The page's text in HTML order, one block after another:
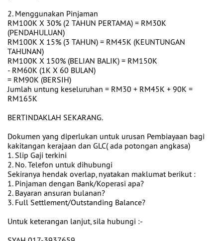
2. Menggunakan Pinjaman
RM100K X 30% (2 TAHUN PERTAMA) = RM30K
(PENDAHULUAN)
RM100K X 15% (3 TAHUN) = RM45K (KEUNTUNGAN
TAHUNAN)
RM100K X 150% (BELIAN BALIK) = RM150K
- RM60K (1K X 60 BULAN)
= RM90K (BERSIH)
Jumlah untung keseluruhan = RM30 + RM45K + 90K =
RM165K
BERTINDAKLAH SEKARANG.
Dokumen yang diperlukan untuk urusan Pembiayaan bagi
kakitangan kerajaan dan GLC( ada potongan angkasa)
1. Slip Gaji terkini
2. No. Telefon untuk dihubungi
Sekiranya hendak overlap, nyatakan maklumat berikut :
1. Pinjaman dengan Bank/Koperasi apa?
2. Bayaran ansuran bulanan?
3. Full Settlement/Outstanding Balance?
Untuk keterangan lanjut, sila hubungi :-